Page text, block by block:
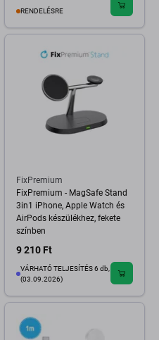
RENDELÉSRE
FixPremium
FixPremium - MagSafe Stand
3in1 iPhone, Apple Watch és
AirPods készülékhez, fekete
színben
9 210 Ft
VÁRHATÓ TELJESÍTÉS 6 db,
(03.09.2026)